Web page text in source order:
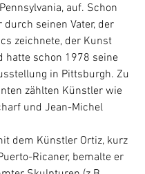
auf. Schon
seinen Vater, der
zeichnete, der Kunst
hatte schon 1978 seine
in Pittsburgh. Zu
zählten Künstler wie
und Jean-Michel
dem Künstler Ortiz, kurz
Ricaner, bemalte er